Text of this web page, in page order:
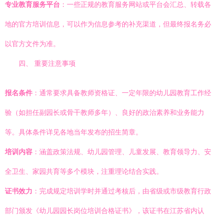
专业教育服务平台 ：一些正规的教育服务网站或平台会汇总、转载各
地的官方培训信息，可以作为信息参考的补充渠道，但最终报名务必
以官方文件为准。
四、 重要注意事项
报名条件 ：通常要求具备教师资格证、一定年限的幼儿园教育工作经
验（如担任副园长或骨干教师多年）、良好的政治素养和业务能力
等。具体条件详见各地当年发布的招生简章。
培训内容 ：涵盖政策法规、幼儿园管理、儿童发展、教育领导力、安
全卫生、家园共育等多个模块，注重理论结合实践。
证书效力 ：完成规定培训学时并通过考核后，由省级或市级教育行政
部门颁发《幼儿园园长岗位培训合格证书》，该证书在江苏省内认